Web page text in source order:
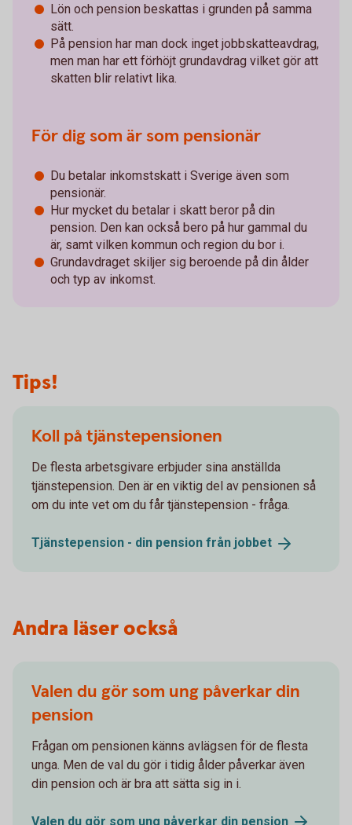
Lön och pension beskattas i grunden på samma
sätt.
På pension har man dock inget jobbskatteavdrag,
men man har ett förhöjt grundavdrag vilket gör att
skatten blir relativt lika.
För dig som är som pensionär
Du betalar inkomstskatt i Sverige även som
pensionär.
Hur mycket du betalar i skatt beror på din
pension. Den kan också bero på hur gammal du
är, samt vilken kommun och region du bor i.
Grundavdraget skiljer sig beroende på din ålder
och typ av inkomst.
Tips!
Koll på tjänstepensionen
De flesta arbetsgivare erbjuder sina anställda
tjänstepension. Den är en viktig del av pensionen så
om du inte vet om du får tjänstepension - fråga.
Tjänstepension - din pension från jobbet
Andra läser också
Valen du gör som ung påverkar din
pension
Frågan om pensionen känns avlägsen för de flesta
unga. Men de val du gör i tidig ålder påverkar även
din pension och är bra att sätta sig in i.
Valen du gör som ung påverkar din pension